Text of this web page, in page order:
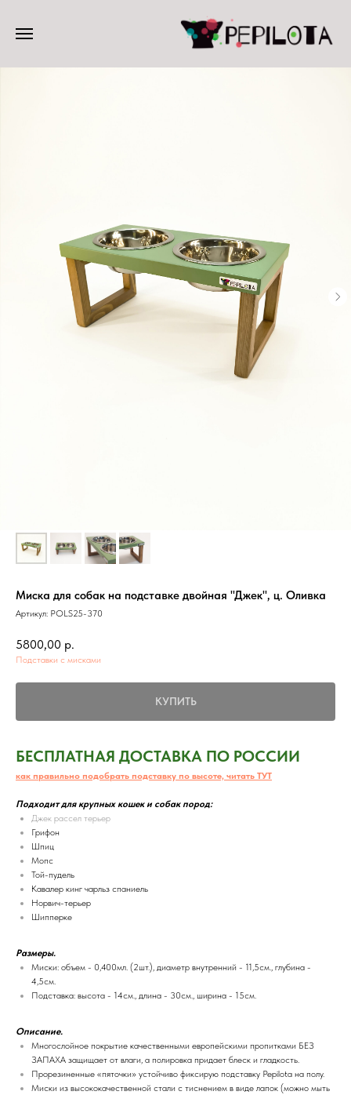
Миска для собак на подставке двойная "Джек", ц. Оливка
Артикул: POLS25-370
5800,00 р.
Подставки с мисками
КУПИТЬ
БЕСПЛАТНАЯ ДОСТАВКА ПО РОССИИ
как правильно подобрать подставку по высоте, читать ТУТ
Подходит для крупных кошек и собак пород:
Джек рассел терьер
Грифон
Шпиц
Мопс
Той-пудель
Кавалер кинг чарльз спаниель
Норвич-терьер
Шипперке
Размеры.
Миски: объем - 0,400мл. (2шт.), диаметр внутренний - 11,5см., глубина -
4,5см.
Подставка: высота - 14см., длина - 30см., ширина - 15см.
Описание.
Многослойное покрытие качественными европейскими пропитками БЕЗ
ЗАПАХА защищает от влаги, а полировка придает блеск и гладкость.
Прорезиненные «пяточки» устойчиво фиксирую подставку Pepilota на полу.
Миски из высококачественной стали с тиснением в виде лапок (можно мыть